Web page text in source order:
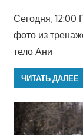
Сегодня,
фото из
тело Ани
ЧИТАТЬ ДАЛЕЕ